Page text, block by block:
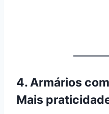
4. Armários
Mais